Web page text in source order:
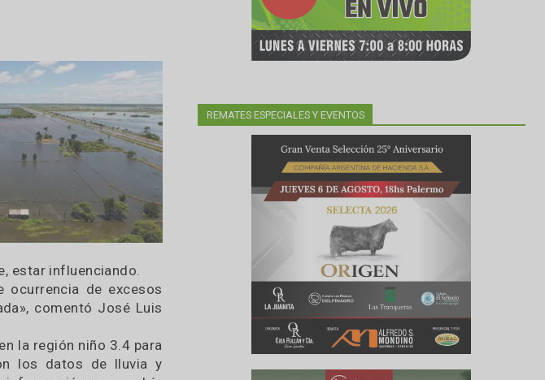
del SMN
Los
parte, estar influenciando.
REMATES ESPECIALES Y EVENTOS